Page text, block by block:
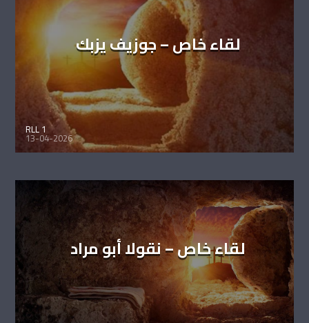
لقاء خاص – جوزيف يزبك
RLL 1
13-04-2026
لقاء خاص – نقولا أبو مراد